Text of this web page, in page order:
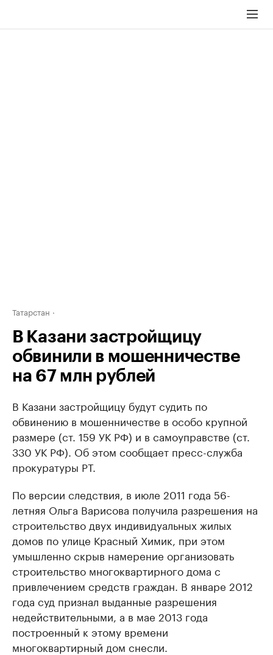
Татарстан
В Казани застройщицу
обвинили в мошенничестве
на 67 млн рублей
В Казани застройщицу будут судить по
обвинению в мошенничестве в особо крупной
размере (ст. 159 УК РФ) и в самоуправстве (ст.
330 УК РФ). Об этом сообщает пресс-служба
прокуратуры РТ.
По версии следствия, в июле 2011 года 56-
летняя Ольга Варисова получила разрешения на
строительство двух индивидуальных жилых
домов по улице Красный Химик, при этом
умышленно скрыв намерение организовать
строительство многоквартирного дома с
привлечением средств граждан. В январе 2012
года суд признал выданные разрешения
недействительными, а в мае 2013 года
построенный к этому времени
многоквартирный дом снесли.